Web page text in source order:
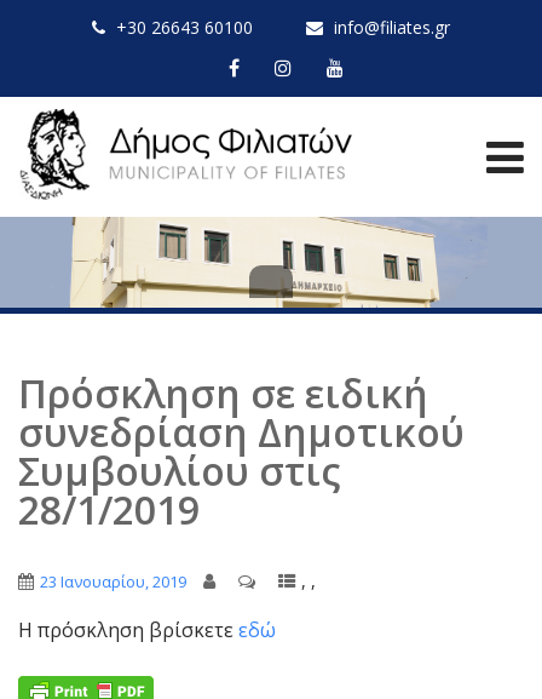
+30 26643 60100 info@filiates.gr
Πρόσκληση σε ειδική
συνεδρίαση Δημοτικού
Συμβουλίου στις
28/1/2019
23 Ιανουαρίου, 2019 , ,
Η πρόσκληση βρίσκετεεδώ